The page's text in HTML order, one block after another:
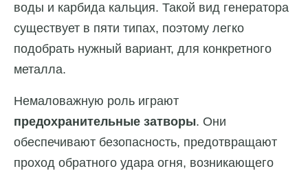
воды и карбида кальция. Такой вид генератора
существует в пяти типах, поэтому легко
подобрать нужный вариант, для конкретного
металла.
Немаловажную роль играют
предохранительные затворы. Они
обеспечивают безопасность, предотвращают
проход обратного удара огня, возникающего